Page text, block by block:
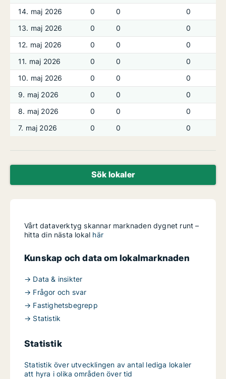
14. maj 2026
0 0
0
13. maj 2026
0 0
0
12. maj 2026
0 0
0
11. maj 2026
0 0
0
10. maj 2026
0 0
0
9. maj 2026
0 0
0
8. maj 2026
0 0
0
7. maj 2026
0 0 0
Sök lokaler
Vårt dataverktyg skannar marknaden dygnet runt –
hitta din nästa lokal här
Kunskap och data om lokalmarknaden
→ Data & insikter
→ Frågor och svar
→ Fastighetsbegrepp
→ Statistik
Statistik
Statistik över utvecklingen av antal lediga lokaler
att hyra i olika områden över tid